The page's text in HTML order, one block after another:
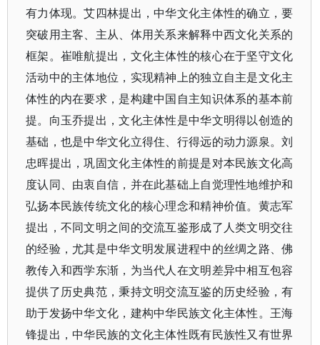
有力体现。艾四林提出，中华文化主体性的确立，要
突破用主客、主从、体用关系来解释中西文化关系的
框架。崔唯航提出，文化主体性的核心在于坚守文化
活动中的主体地位，实现精神上的独立自主是文化主
体性的内在要求，是构建中国自主知识体系的基本前
提。向玉乔提出，文化主体性是中华文明得以创造的
基础，也是中华文化立得住、行得远的动力源泉。刘
忠晖提出，巩固文化主体性的前提是对本民族文化高
度认同、由衷自信，并在此基础上自觉理性地维护和
弘扬本民族传统文化的核心理念和精神价值。黄志军
提出，不同文明之间的交流互鉴形成了人类文明交往
的经验，尤其是中华文明发展进程中的丝绸之路、佛
教传入和西学东渐，为当代人在文明差异中相互包容
提供了历史典范，秉持文明交流互鉴的历史经验，有
助于发扬中华文化，建构中华民族文化主体性。王海
锋提出，中华民族的文化主体性既有民族性又有世界